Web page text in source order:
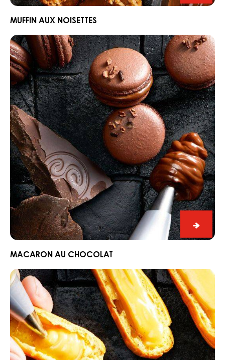
aux
MUFFIN AUX NOISETTES
au
MACARON AU CHOCOLAT
Macaron
au
chocolat
eclair
gold